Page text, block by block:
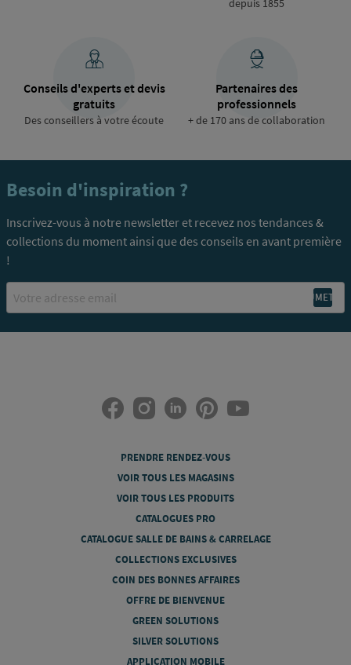
depuis 1855
Conseils d'experts et devis
gratuits
Des conseillers à votre écoute
Partenaires des
professionnels
+ de 170 ans de collaboration
Besoin d'inspiration ?
Inscrivez-vous à notre newsletter et recevez nos tendances &
collections du moment ainsi que des conseils en avant première
!
Email
PRENDRE RENDEZ-VOUS
VOIR TOUS LES MAGASINS
VOIR TOUS LES PRODUITS
CATALOGUES PRO
CATALOGUE SALLE DE BAINS & CARRELAGE
COLLECTIONS EXCLUSIVES
COIN DES BONNES AFFAIRES
OFFRE DE BIENVENUE
GREEN SOLUTIONS
SILVER SOLUTIONS
APPLICATION MOBILE